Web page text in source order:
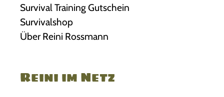
Survival Training Gutschein
Survivalshop
Über Reini Rossmann
Reini im Netz